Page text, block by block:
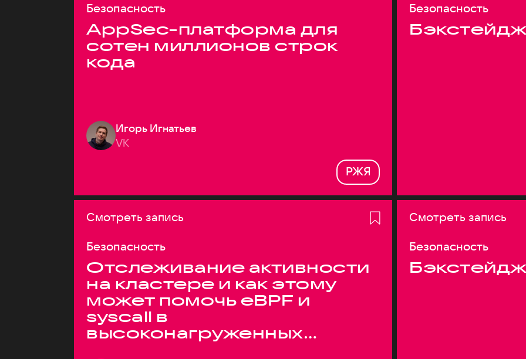
Безопасность
AppSec-платформа для
сотен миллионов строк
кода
Игорь Игнатьев
VK
РЖЯ
Безопасность
Бэкстейдж
Смотреть запись
Безопасность
Отслеживание активности
на кластере и как этому
может помочь eBPF и
syscall в
высоконагруженных
Смотреть запись
Безопасность
Бэкстейдж